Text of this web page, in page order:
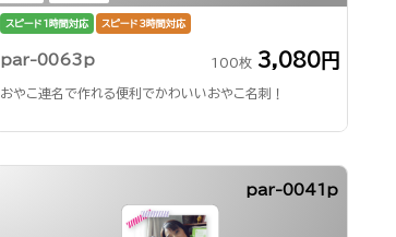
スピード1時間対応 スピード3時間対応
par-0063p 100枚 3,080円
おやこ連名で作れる便利でかわいいおやこ名刺！
par-0041p